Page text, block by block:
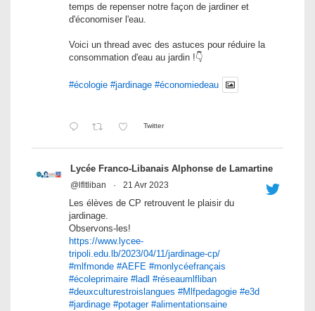
temps de repenser notre façon de jardiner et
d'économiser l'eau.
Voici un thread avec des astuces pour réduire la
consommation d'eau au jardin !👇
#écologie #jardinage #économiedeau
Twitter
Lycée Franco-Libanais Alphonse de Lamartine
@lfltliban · 21 Avr 2023
Les élèves de CP retrouvent le plaisir du
jardinage.
Observons-les!
https://www.lycee-
tripoli.edu.lb/2023/04/11/jardinage-cp/
#mlfmonde #AEFE #monlycéefrançais
#écoleprimaire #ladl #réseaumlfliban
#deuxculturestroislangues #Mlfpedagogie #e3d
#jardinage #potager #alimentationsaine